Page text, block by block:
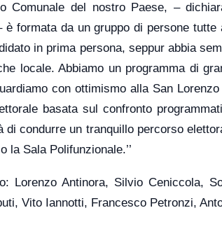
Comunale del nostro Paese, –
formata da un gruppo di persone tutte
in prima persona, seppur abbia
locale. Abbiamo un programma di
con ottimismo alla San Lorenzo
basata sul confronto
condurre un tranquillo percorso
Sala Polifunzionale.’’
Lorenzo Antinora, Silvio Ceniccola,
Vito Iannotti, Francesco Petronzi,